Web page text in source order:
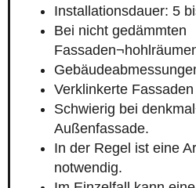
Installationsdauer: 5
Bei nicht gedämmten
Verklinkerte
Schwierig bei
Außenfassade.
In der Regel ist eine
notwendig.